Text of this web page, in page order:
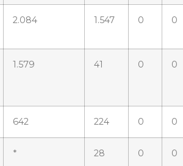
2.084 1.547 0 0
1.579 41 0 0
642 224 0 0
* 28 0 0